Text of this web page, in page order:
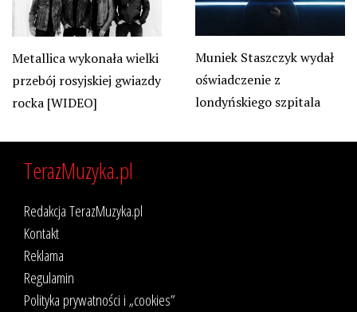
Metallica wykonała wielki
przebój rosyjskiej gwiazdy
rocka [WIDEO]
Muniek Staszczyk wydał
oświadczenie z
londyńskiego szpitala
TerazMuzyka.pl
Redakcja TerazMuzyka.pl
Kontakt
Reklama
Regulamin
Polityka prywatności i „cookies”